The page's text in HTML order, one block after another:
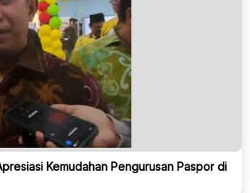
Kemudahan Pengurusan Paspor di